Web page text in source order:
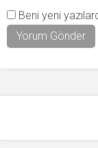
Beni yeni